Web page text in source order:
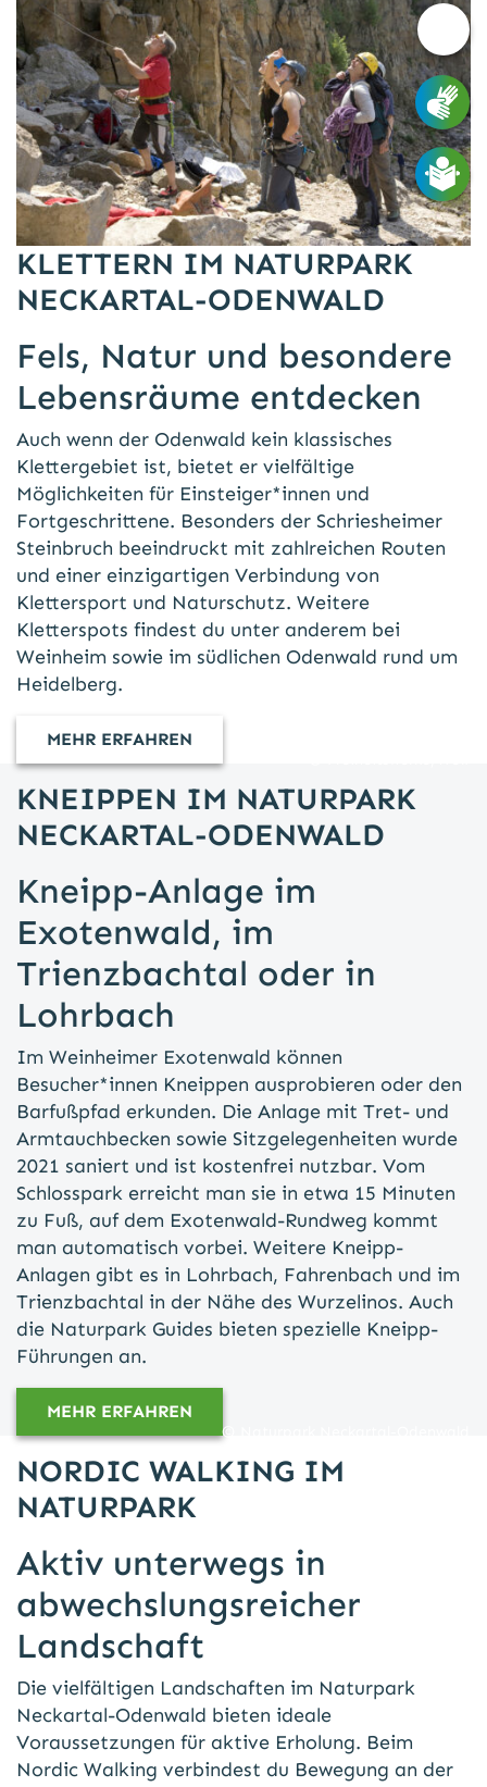
KLETTERN IM NATURPARK
NECKARTAL-ODENWALD
Fels, Natur und besondere
Lebensräume entdecken
Auch wenn der Odenwald kein klassisches
Klettergebiet ist, bietet er vielfältige
Möglichkeiten für Einsteiger*innen und
Fortgeschrittene. Besonders der Schriesheimer
Steinbruch beeindruckt mit zahlreichen Routen
und einer einzigartigen Verbindung von
Klettersport und Naturschutz. Weitere
Kletterspots findest du unter anderem bei
Weinheim sowie im südlichen Odenwald rund um
Heidelberg.
MEHR ERFAHREN
KNEIPPEN IM NATURPARK
NECKARTAL-ODENWALD
Kneipp-Anlage im
Exotenwald, im
Trienzbachtal oder in
Lohrbach
Im Weinheimer Exotenwald können
Besucher*innen Kneippen ausprobieren oder den
Barfußpfad erkunden. Die Anlage mit Tret- und
Armtauchbecken sowie Sitzgelegenheiten wurde
2021 saniert und ist kostenfrei nutzbar. Vom
Schlosspark erreicht man sie in etwa 15 Minuten
zu Fuß, auf dem Exotenwald-Rundweg kommt
man automatisch vorbei. Weitere Kneipp-
Anlagen gibt es in Lohrbach, Fahrenbach und im
Trienzbachtal in der Nähe des Wurzelinos. Auch
die Naturpark Guides bieten spezielle Kneipp-
Führungen an.
MEHR ERFAHREN
NORDIC WALKING IM
NATURPARK
Aktiv unterwegs in
abwechslungsreicher
Landschaft
Die vielfältigen Landschaften im Naturpark
Neckartal-Odenwald bieten ideale
Voraussetzungen für aktive Erholung. Beim
Nordic Walking verbindest du Bewegung an der